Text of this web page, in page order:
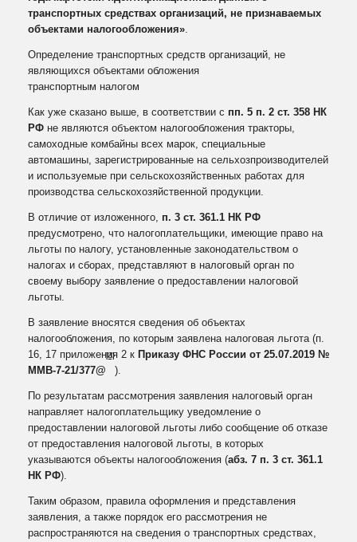
транспортных средствах организаций, не признаваемых
объектами налогообложения».
Определение транспортных средств организаций, не
являющихся объектами обложения
транспортным налогом
Как уже сказано выше, в соответствии с пп. 5 п. 2 ст. 358 НК
РФ не являются объектом налогообложения тракторы,
самоходные комбайны всех марок, специальные
автомашины, зарегистрированные на сельхозпроизводителей
и используемые при сельскохозяйственных работах для
производства сельскохозяйственной продукции.
В отличие от изложенного, п. 3 ст. 361.1 НК РФ
предусмотрено, что налогоплательщики, имеющие право на
льготы по налогу, установленные законодательством о
налогах и сборах, представляют в налоговый орган по
своему выбору заявление о предоставлении налоговой
льготы.
В заявление вносятся сведения об объектах
налогообложения, по которым заявлена налоговая льгота (п.
16, 17 приложения 2 к Приказу ФНС России от 25.07.2019 №
ММВ-7-21/377@
[3]
).
По результатам рассмотрения заявления налоговый орган
направляет налогоплательщику уведомление о
предоставлении налоговой льготы либо сообщение об отказе
от предоставления налоговой льготы, в которых
указываются объекты налогообложения (абз. 7 п. 3 ст. 361.1
НК РФ).
Таким образом, правила оформления и представления
заявления, а также порядок его рассмотрения не
распространяются на сведения о транспортных средствах,